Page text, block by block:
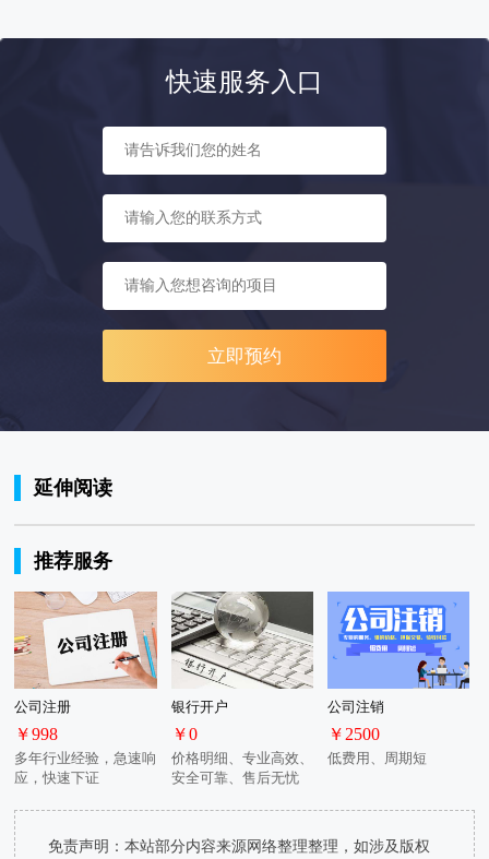
快速服务入口
立即预约
延伸阅读
推荐服务
公司注册
￥998
多年行业经验，急速响
应，快速下证
银行开户
￥0
价格明细、专业高效、
安全可靠、售后无忧
公司注销
￥2500
低费用、周期短
免责声明：本站部分内容来源网络整理整理，如涉及版权